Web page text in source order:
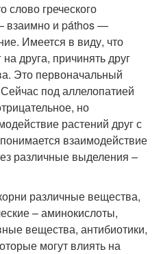
слово греческого
взаимно и páthos —
Имеется в виду, что
друга, причинять друг
Это первоначальный
под аллелопатией
но
растений друг с
взаимодействие
различные выделения –
различные вещества,
– аминокислоты,
вещества, антибиотики,
могут влиять на